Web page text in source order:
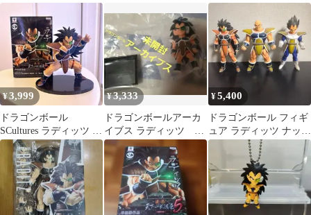
ヤ人3孫悟空 ラディッ
ツ フィギュア
BIG ラディッツ フィギ
ュア
¥3,999
ドラゴンボール
SCultures ラディッツ フ
ィギュア 造形天下一武
道会5
¥3,333
ドラゴンボールアーカ
イブス ラディッツ 未
開封 一番くじ
¥5,400
ドラゴンボール フィギ
ュア ラディッツ ナッパ
ベジータ